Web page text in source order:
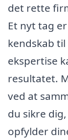
det rette
Et nyt tag
kendskab
ekspertise
resultatet.
ved at
du sikre
opfylder